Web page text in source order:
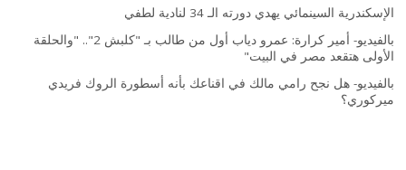
الإسكندرية السينمائي يهدي دورته الـ 34 لنادية لطفي
بالفيديو- أمير كرارة: عمرو دياب أول من طالب بـ "كلبش 2".. "والحلقة
الأولى هتقعد مصر في البيت"
بالفيديو- هل نجح رامي مالك في اقناعك بأنه أسطورة الروك فريدي
ميركوري؟